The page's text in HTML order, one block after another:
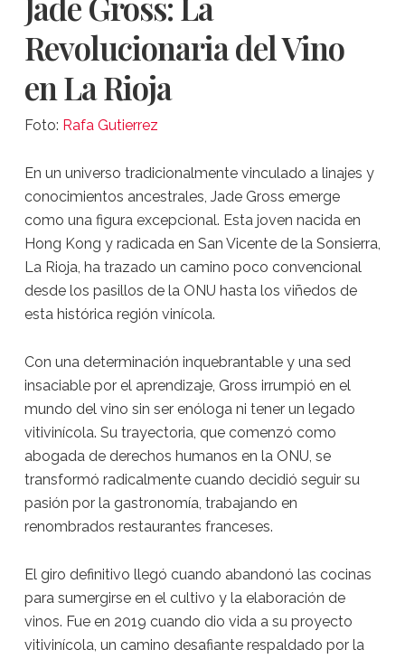
Revolucionaria del Vino
en La Rioja
Foto: Rafa Gutierrez
En un universo tradicionalmente vinculado a linajes y
conocimientos ancestrales, Jade Gross emerge
como una figura excepcional. Esta joven nacida en
Hong Kong y radicada en San Vicente de la Sonsierra,
La Rioja, ha trazado un camino poco convencional
desde los pasillos de la ONU hasta los viñedos de
esta histórica región vinícola.
Con una determinación inquebrantable y una sed
insaciable por el aprendizaje, Gross irrumpió en el
mundo del vino sin ser enóloga ni tener un legado
vitivinícola. Su trayectoria, que comenzó como
abogada de derechos humanos en la ONU, se
transformó radicalmente cuando decidió seguir su
pasión por la gastronomía, trabajando en
renombrados restaurantes franceses.
El giro definitivo llegó cuando abandonó las cocinas
para sumergirse en el cultivo y la elaboración de
vinos. Fue en 2019 cuando dio vida a su proyecto
vitivinícola, un camino desafiante respaldado por la